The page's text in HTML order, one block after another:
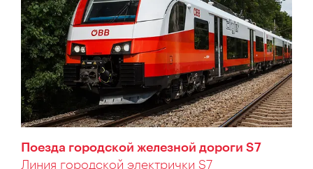
Поезда городской железной дороги S7
Линия городской электрички S7